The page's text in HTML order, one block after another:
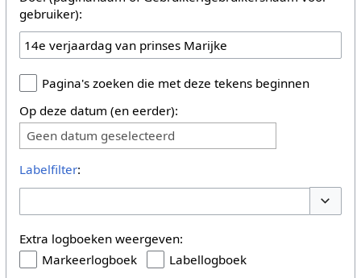
gebruiker):
Pagina's zoeken die met deze tekens beginnen
Op deze datum (en eerder):
Geen datum geselecteerd
Labelfilter:
Extra logboeken weergeven:
Markeerlogboek
Labellogboek